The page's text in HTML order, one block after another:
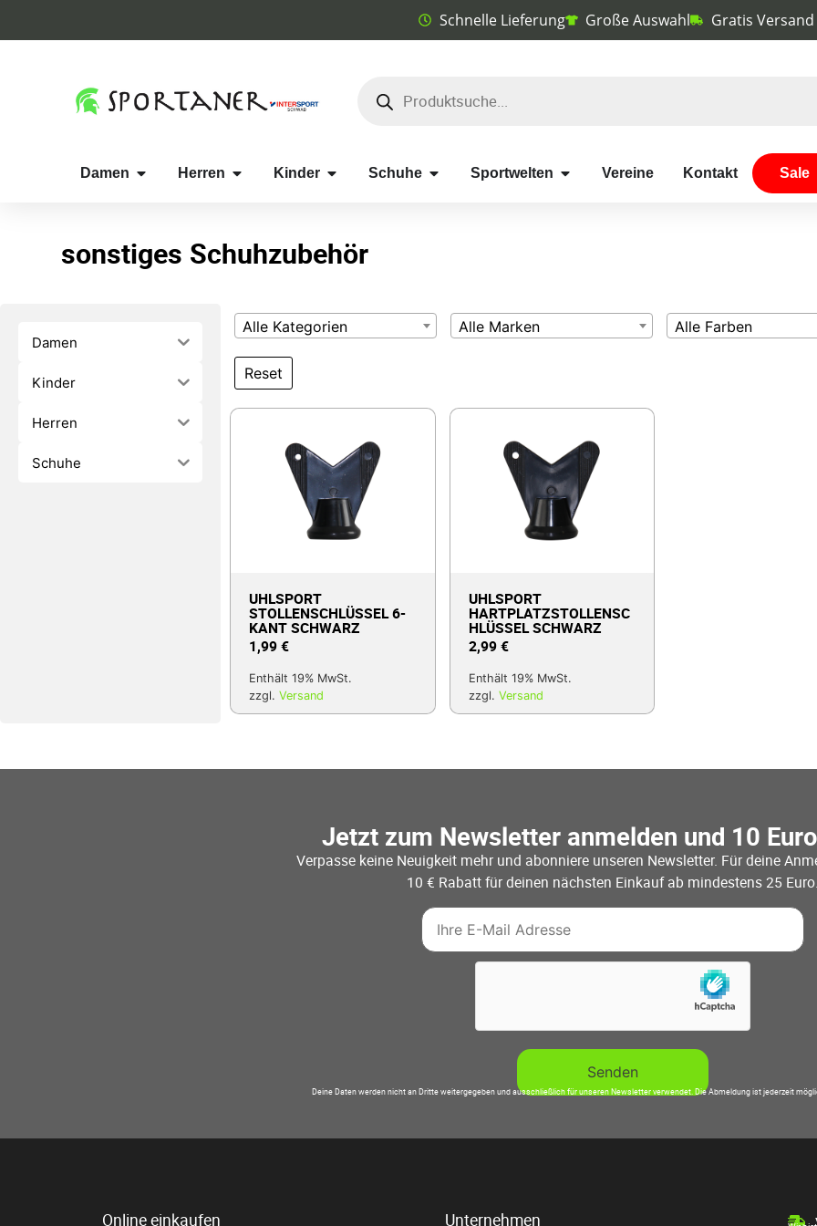
Schnelle Lieferung Große Auswahl Gratis
Damen Herren Kinder Schuhe Sportwelten Vereine Kontakt Sale
sonstiges Schuhzubehör
Damen
Kinder
Herren
Schuhe
Alle Kategorien Alle Marken Alle Farben
Reset
UHLSPORT
STOLLENSCHLÜSSEL 6-
KANT SCHWARZ
1,99€
Enthält 19% MwSt.
zzgl. Versand
UHLSPORT
HARTPLATZSTOLLENSC
HLÜSSEL SCHWARZ
2,99€
Enthält 19% MwSt.
zzgl. Versand
Jetzt zum Newsletter anmelden und 10
Verpasse keine Neuigkeit mehr und abonniere unseren Newsletter. Für deine
10 € Rabatt für deinen nächsten Einkauf ab mindestens 25 Euro.
Deine Daten werden nicht an Dritte weitergegeben und ausschließlich für unseren Newsletter verwendet. Die Abmeldung ist jederzeit
Online einkaufen Unternehmen